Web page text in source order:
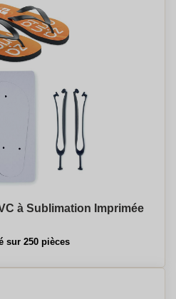
à Sublimation Imprimée
sur 250 pièces